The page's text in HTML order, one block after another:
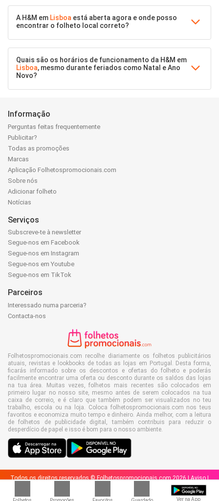
Ver na App
A H&M em Lisboa está aberta agora e onde posso
encontrar o folheto local correto?
Quais são os horários de funcionamento da H&M em
Lisboa, mesmo durante feriados como Natal e Ano
Novo?
Informação
Perguntas feitas frequentemente
Publicitar?
Todas as promoções
Marcas
Aplicação Folhetospromocionais.com
Sobre nós
Adicionar folheto
Notícias
Serviços
Subscreve-te à newsletter
Segue-nos em Facebook
Segue-nos em Instagram
Segue-nos em Youtube
Segue-nos em TikTok
Parceiros
Interessado numa parceria?
Contacta-nos
Folhetospromocionais.com recolhe diariamente os folhetos publicitários
atuais, revistas e lookbooks de todas as lojas em Portugal. Desta forma,
ficarás informado sobre os descontos e ofertas do folheto e poderás
facilmente encontrar uma oferta ou desconto durante os saldos das lojas
na tua área. Muitas vezes, folhetos mais recentes são colocados em
primeiro lugar no nosso site, mesmo antes de serem colocados na tua
caixa de correio, e é claro que também podem ser visualizados no teu
trabalho, escola ou na loja. Coloca folhetospromocionais.com nos teus
favoritos e economiza muito tempo e dinheiro. Ainda melhor, com a leitura
de folhetos de publicidade digital, também contribuis para reduzir o
desperdício de papel e isso é bom para o nosso ambiente.
Todos os direitos reservados © Folhetospromocionais.com 2026 |Aviso|
Política de cookies